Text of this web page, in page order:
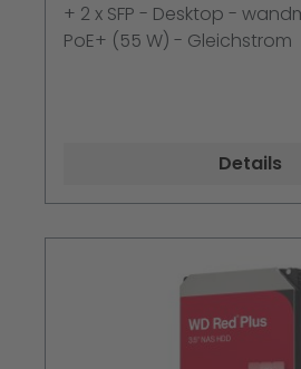
+ 2 x SFP - Desktop -
PoE+ (55 W) - Gleichstrom
Details